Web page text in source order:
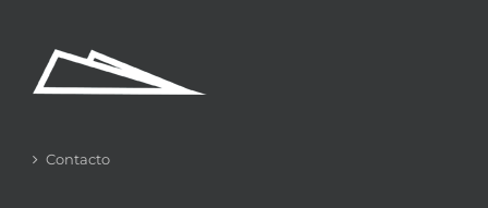
Contacto